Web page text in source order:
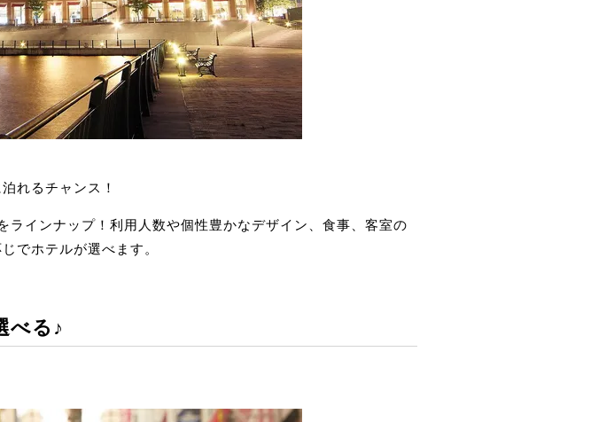
れるチャンス！
インナップ！利用人数や個性豊かなデザイン、食事、客室の
でホテルが選べます。
べる♪